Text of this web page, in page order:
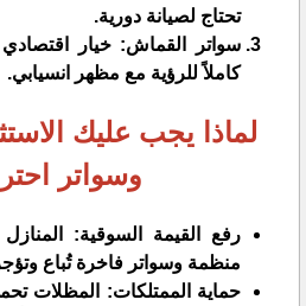
تحتاج لصيانة دورية.
​سواتر القماش: خيار اقتصادي
كاملاً للرؤية مع مظهر انسيابي.
​لماذا يجب عليك
وسواتر
​رفع القيمة السوقية:
منظمة وسواتر فاخرة تُباع
​حماية الممتلكات: المظلات